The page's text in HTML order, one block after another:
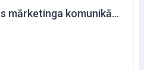
EkonM006 : Integrētas mārketinga komunikācijas